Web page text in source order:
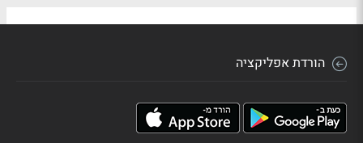
הורדת אפליקציה